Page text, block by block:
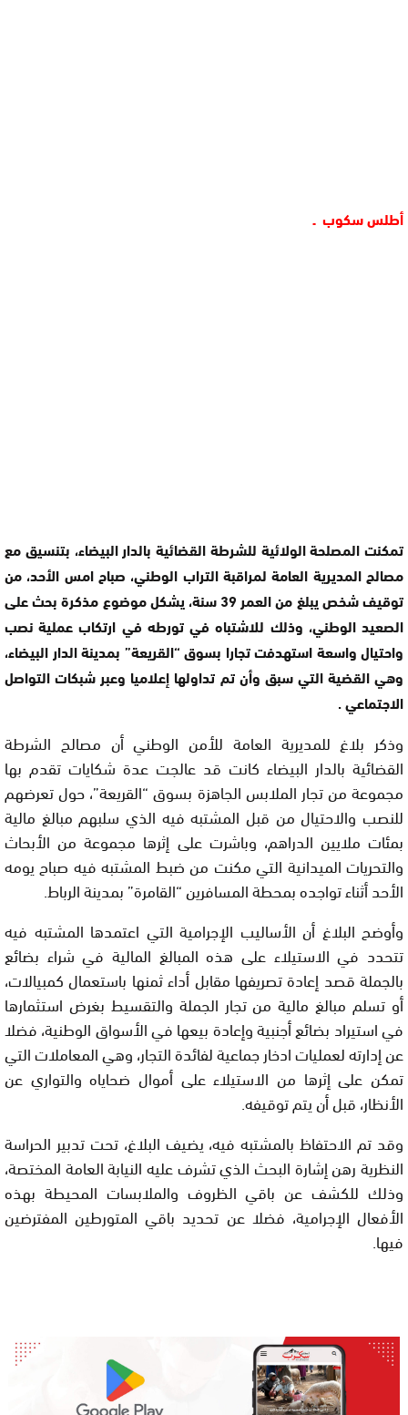
أطلس سكوب ـ
تمكنت المصلحة الولائية للشرطة القضائية بالدار البيضاء، بتنسيق مع
مصالح المديرية العامة لمراقبة التراب الوطني، صباح امس الأحد، من
توقيف شخص يبلغ من العمر 39 سنة، يشكل موضوع مذكرة بحث على
الصعيد الوطني، وذلك للاشتباه في تورطه في ارتكاب عملية نصب
واحتيال واسعة استهدفت تجارا بسوق “القريعة” بمدينة الدار البيضاء،
وهي القضية التي سبق وأن تم تداولها إعلاميا وعبر شبكات التواصل
الاجتماعي .
وذكر بلاغ للمديرية العامة للأمن الوطني أن مصالح الشرطة
القضائية بالدار البيضاء كانت قد عالجت عدة شكايات تقدم بها
مجموعة من تجار الملابس الجاهزة بسوق “القريعة”، حول تعرضهم
للنصب والاحتيال من قبل المشتبه فيه الذي سلبهم مبالغ مالية
بمئات ملايين الدراهم، وباشرت على إثرها مجموعة من الأبحاث
والتحريات الميدانية التي مكنت من ضبط المشتبه فيه صباح يومه
الأحد أثناء تواجده بمحطة المسافرين “القامرة” بمدينة الرباط.
وأوضح البلاغ أن الأساليب الإجرامية التي اعتمدها المشتبه فيه
تتحدد في الاستيلاء على هذه المبالغ المالية في شراء بضائع
بالجملة قصد إعادة تصريفها مقابل أداء ثمنها باستعمال كمبيالات،
أو تسلم مبالغ مالية من تجار الجملة والتقسيط بغرض استثمارها
في استيراد بضائع أجنبية وإعادة بيعها في الأسواق الوطنية، فضلا
عن إدارته لعمليات ادخار جماعية لفائدة التجار، وهي المعاملات التي
تمكن على إثرها من الاستيلاء على أموال ضحاياه والتواري عن
الأنظار، قبل أن يتم توقيفه.
وقد تم الاحتفاظ بالمشتبه فيه، يضيف البلاغ، تحت تدبير الحراسة
النظرية رهن إشارة البحث الذي تشرف عليه النيابة العامة المختصة،
وذلك للكشف عن باقي الظروف والملابسات المحيطة بهذه
الأفعال الإجرامية، فضلا عن تحديد باقي المتورطين المفترضين
فيها.